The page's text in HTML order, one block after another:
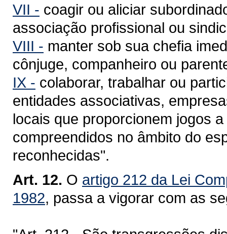
VII - coagir ou aliciar
associação profissional ou
VIII - manter sob sua chefia
cônjuge, companheiro ou
IX - colaborar, trabalhar ou
entidades associativas,
locais que proporcionem jogos
compreendidos no âmbito do
reconhecidas".
Art. 12. O artigo 212 da Lei
1982, passa a vigorar com as